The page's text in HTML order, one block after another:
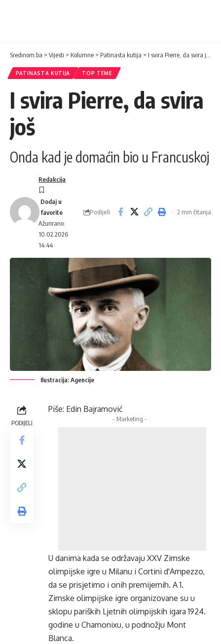
Sredinom.ba > Vijesti > Kolumne > Patinasta kutija > I svira Pierre, da svira još
PATINASTA KUTIJA TOP TEME
I svira Pierre, da svira
još
Onda kad je domaćin bio u Francuskoj
Ažurirano:
10.02.2026
14:44
Redakcija
Podijeli 2 min čitanja
Ilustracija: Agencije
PODIJELI
Piše: Edin Bajramović
- Marketing -
U danima kada se održavaju XXV Zimske
olimpijske igre u Milanu i Cortini d'Ampezzo,
da se prisjetimo i onih premijernih. A 1.
Zimske olimpijske igre organizovane su u
sklopu pariških Ljetnih olimpijskih igara 1924.
godine u Chamonixu, u podnožju Mont
Blanca.